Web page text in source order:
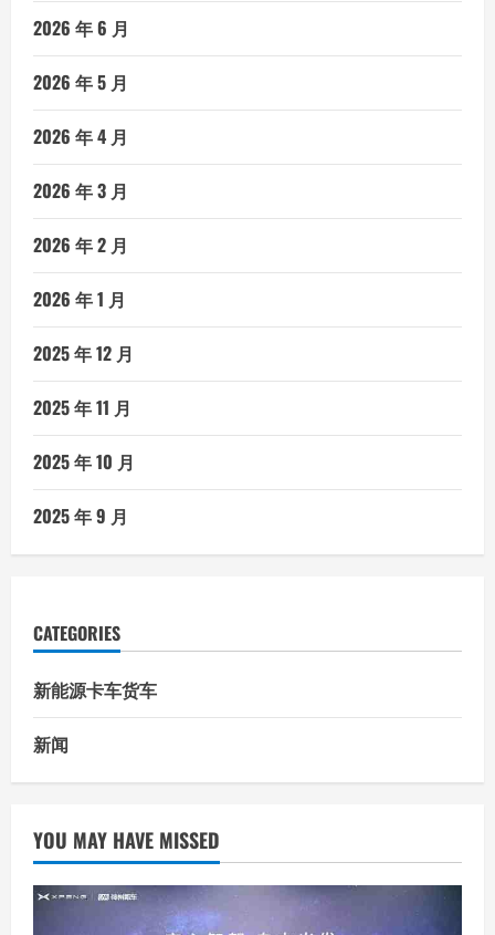
2026 年 6 月
2026 年 5 月
2026 年 4 月
2026 年 3 月
2026 年 2 月
2026 年 1 月
2025 年 12 月
2025 年 11 月
2025 年 10 月
2025 年 9 月
CATEGORIES
新能源卡车货车
新闻
YOU MAY HAVE MISSED